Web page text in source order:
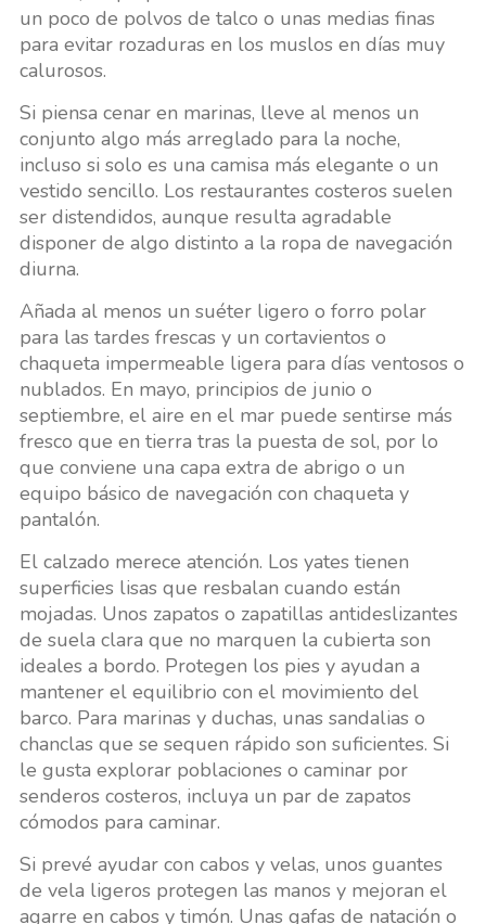
un poco de polvos de talco o unas medias finas
para evitar rozaduras en los muslos en días muy
calurosos.
Si piensa cenar en marinas, lleve al menos un
conjunto algo más arreglado para la noche,
incluso si solo es una camisa más elegante o un
vestido sencillo. Los restaurantes costeros suelen
ser distendidos, aunque resulta agradable
disponer de algo distinto a la ropa de navegación
diurna.
Añada al menos un suéter ligero o forro polar
para las tardes frescas y un cortavientos o
chaqueta impermeable ligera para días ventosos o
nublados. En mayo, principios de junio o
septiembre, el aire en el mar puede sentirse más
fresco que en tierra tras la puesta de sol, por lo
que conviene una capa extra de abrigo o un
equipo básico de navegación con chaqueta y
pantalón.
El calzado merece atención. Los yates tienen
superficies lisas que resbalan cuando están
mojadas. Unos zapatos o zapatillas antideslizantes
de suela clara que no marquen la cubierta son
ideales a bordo. Protegen los pies y ayudan a
mantener el equilibrio con el movimiento del
barco. Para marinas y duchas, unas sandalias o
chanclas que se sequen rápido son suficientes. Si
le gusta explorar poblaciones o caminar por
senderos costeros, incluya un par de zapatos
cómodos para caminar.
Si prevé ayudar con cabos y velas, unos guantes
de vela ligeros protegen las manos y mejoran el
agarre en cabos y timón. Unas gafas de natación o